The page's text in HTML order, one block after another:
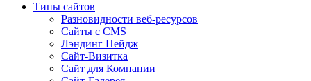
Типы сайтов
Разновидности веб-ресурсов
Сайты с CMS
Лэндинг Пейдж
Сайт-Визитка
Сайт для Компании